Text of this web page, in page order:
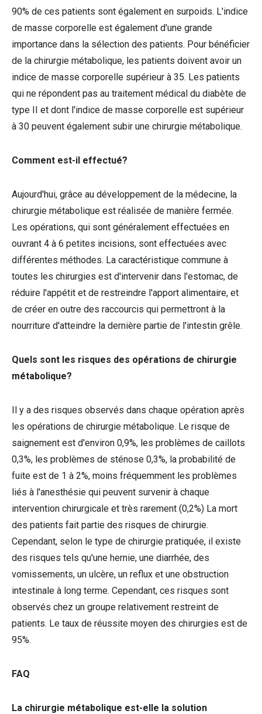
90% de ces patients sont également en surpoids. L'indice
de masse corporelle est également d'une grande
importance dans la sélection des patients. Pour bénéficier
de la chirurgie métabolique, les patients doivent avoir un
indice de masse corporelle supérieur à 35. Les patients
qui ne répondent pas au traitement médical du diabète de
type II et dont l'indice de masse corporelle est supérieur
à 30 peuvent également subir une chirurgie métabolique.
Comment est-il effectué?
Aujourd'hui, grâce au développement de la médecine, la
chirurgie métabolique est réalisée de manière fermée.
Les opérations, qui sont généralement effectuées en
ouvrant 4 à 6 petites incisions, sont effectuées avec
différentes méthodes. La caractéristique commune à
toutes les chirurgies est d'intervenir dans l'estomac, de
réduire l'appétit et de restreindre l'apport alimentaire, et
de créer en outre des raccourcis qui permettront à la
nourriture d'atteindre la dernière partie de l'intestin grêle.
Quels sont les risques des opérations de chirurgie
métabolique?
Il y a des risques observés dans chaque opération après
les opérations de chirurgie métabolique. Le risque de
saignement est d'environ 0,9%, les problèmes de caillots
0,3%, les problèmes de sténose 0,3%, la probabilité de
fuite est de 1 à 2%, moins fréquemment les problèmes
liés à l'anesthésie qui peuvent survenir à chaque
intervention chirurgicale et très rarement (0,2%) La mort
des patients fait partie des risques de chirurgie.
Cependant, selon le type de chirurgie pratiquée, il existe
des risques tels qu'une hernie, une diarrhée, des
vomissements, un ulcère, un reflux et une obstruction
intestinale à long terme. Cependant, ces risques sont
observés chez un groupe relativement restreint de
patients. Le taux de réussite moyen des chirurgies est de
95%.
FAQ
La chirurgie métabolique est-elle la solution